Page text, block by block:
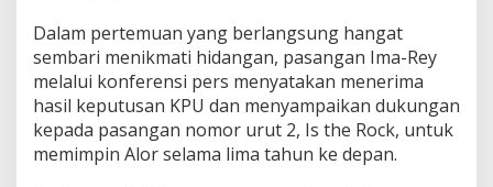
Dalam pertemuan yang berlangsung hangat
sembari menikmati hidangan, pasangan Ima-Rey
melalui konferensi pers menyatakan menerima
hasil keputusan KPU dan menyampaikan dukungan
kepada pasangan nomor urut 2, Is the Rock, untuk
memimpin Alor selama lima tahun ke depan.